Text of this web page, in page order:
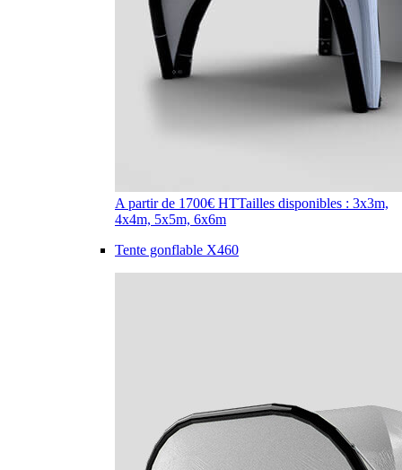
A partir de 1700€ HTTailles disponibles : 3x3m,
4x4m, 5x5m, 6x6m
Tente gonflable X460